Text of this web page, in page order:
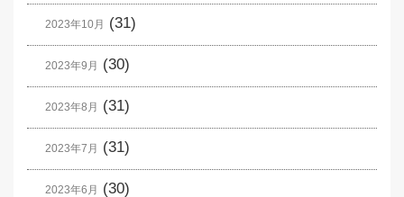
2023年10月 (31)
2023年9月 (30)
2023年8月 (31)
2023年7月 (31)
2023年6月 (30)